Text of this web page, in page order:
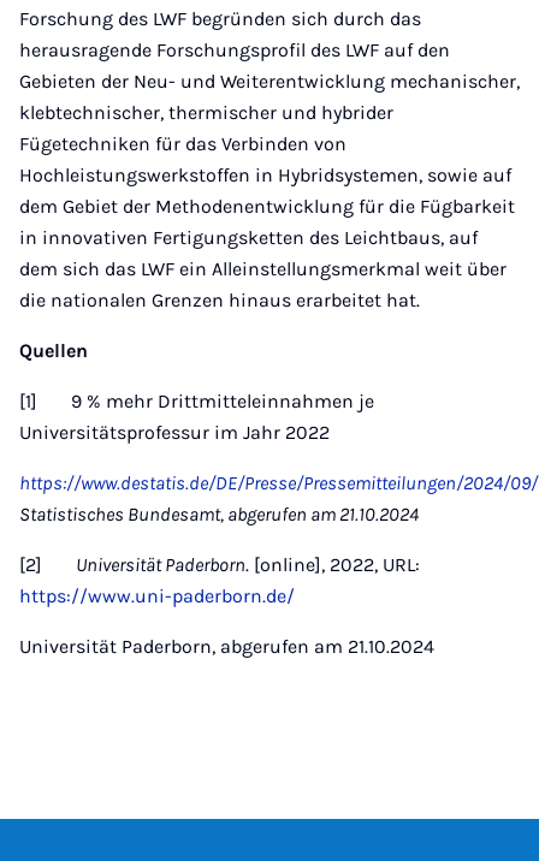
Forschung des LWF begründen sich durch das
herausragende Forschungsprofil des LWF auf den
Gebieten der Neu- und Weiterentwicklung mechanischer,
klebtechnischer, thermischer und hybrider
Fügetechniken für das Verbinden von
Hochleistungswerkstoffen in Hybridsystemen, sowie auf
dem Gebiet der Methodenentwicklung für die Fügbarkeit
in innovativen Fertigungsketten des Leichtbaus, auf
dem sich das LWF ein Alleinstellungsmerkmal weit über
die nationalen Grenzen hinaus erarbeitet hat.
Quellen
[1] 9 % mehr Drittmitteleinnahmen je
Universitätsprofessur im Jahr 2022
https://www.destatis.de/DE/Presse/Pressemitteilungen/2024/
Statistisches Bundesamt, abgerufen am 21.10.2024
[2] Universität Paderborn. [online], 2022, URL:
https://www.uni-paderborn.de/
Universität Paderborn, abgerufen am 21.10.2024